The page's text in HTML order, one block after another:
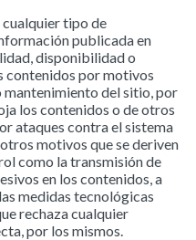
tipo de
publicada en
disponibilidad o
contenidos por motivos
del sitio, por
los contenidos o de otros
ataques contra el sistema
motivos que se deriven
como la transmisión de
en los contenidos, a
medidas tecnológicas
rechaza cualquier
por los mismos.